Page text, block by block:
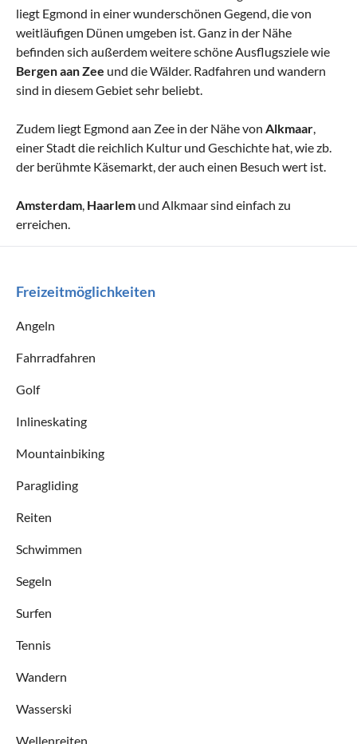
liegt Egmond in einer wunderschönen Gegend, die von
weitläufigen Dünen umgeben ist. Ganz in der Nähe
befinden sich außerdem weitere schöne Ausflugsziele wie
Bergen aan Zee und die Wälder. Radfahren und wandern
sind in diesem Gebiet sehr beliebt.
Zudem liegt Egmond aan Zee in der Nähe von Alkmaar
einer Stadt die reichlich Kultur und Geschichte hat, wie zb.
der berühmte Käsemarkt, der auch einen Besuch wert ist.
Amsterdam Haarlem und Alkmaar sind einfach zu
erreichen.
Freizeitmöglichkeiten
Angeln
Fahrradfahren
Golf
Inlineskating
Mountainbiking
Paragliding
Reiten
Schwimmen
Segeln
Surfen
Tennis
Wandern
Wasserski
Wellenreiten